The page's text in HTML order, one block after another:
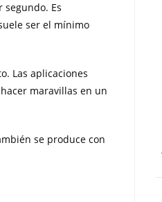
Es
ser el mínimo
Las aplicaciones
maravillas en un
se produce con